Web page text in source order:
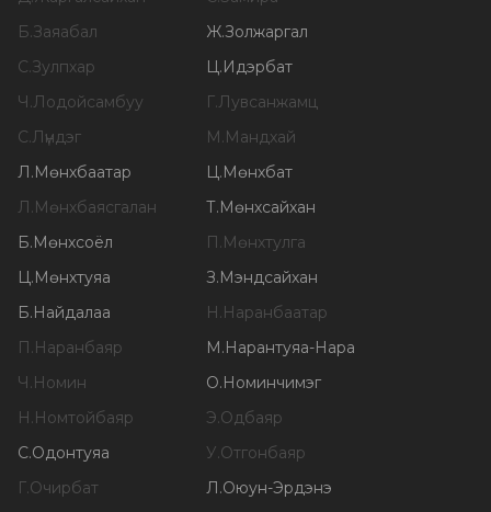
Б.Заяабал Ж.Золжаргал
С.Зулпхар Ц. Идэрбат
Ч .Лодойсамбуу Г.Лувсанжамц
С.Лүндэг М . Мандхай
Л . Мөнхбаатар Ц. Мөнхбат
Л . Мөнхбаясгалан Т. Мөнхсайхан
Б. Мөнхсоёл П . Мөнхтулга
Ц. Мөнхтуяа З. Мэндсайхан
Б. Найдалаа Н . Наранбаатар
П . Наранбаяр М . Нарантуяа-Нара
Ч . Номин О. Номинчимэг
Н . Номтойбаяр Э.Одбаяр
С.Одонтуяа У.Отгонбаяр
Г.Очирбат Л .Оюун-Эрдэнэ